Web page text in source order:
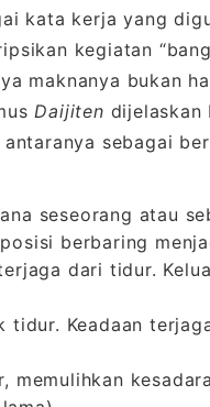
kata kerja yang
kegiatan
maknanya bukan
Daijiten dijelaskan
antaranya sebagai
seseorang atau
berbaring
dari tidur.
tidur. Keadaan
memulihkan